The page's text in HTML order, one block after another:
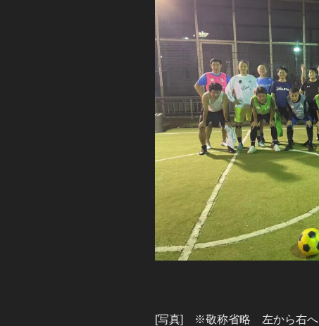
[写真] ※敬称省略 左から右へ